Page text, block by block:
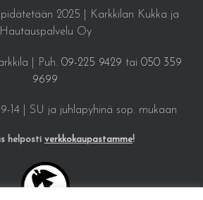
2025 | Karkkilan Kukka ja
Hautauspalvelu Oy
| Puh. 09-225 9429 tai 050 359
9699
14 | SU ja juhlapyhinä sop. mukaan
helposti verkkokaupastamme!